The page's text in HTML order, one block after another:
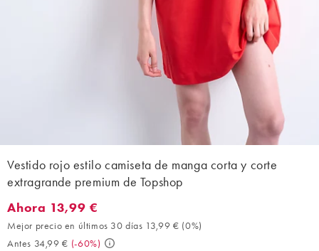
Vestido rojo estilo camiseta de manga corta y corte
extragrande premium de Topshop
Ahora 13,99 €. Mejor precio en últimos 30 días 13,99 € (0%).
Ahora 13,99 €
Mejor precio en últimos 30 días 13,99 € (0%)
Antes 34,99 € (-60%)